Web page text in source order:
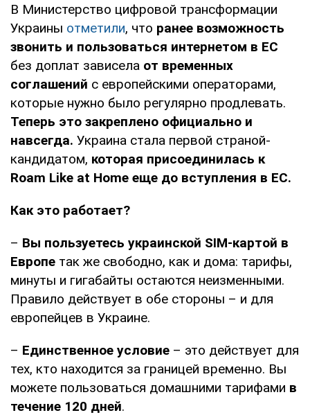
В Министерство цифровой трансформации
Украины отметили, что ранее возможность
звонить и пользоваться интернетом в ЕС
без доплат зависела от временных
соглашений с европейскими операторами,
которые нужно было регулярно продлевать.
Теперь это закреплено официально и
навсегда. Украина стала первой страной-
кандидатом, которая присоединилась к
Roam Like at Home еще до вступления в ЕС.
Как это работает?
– Вы пользуетесь украинской SIM-картой в
Европе так же свободно, как и дома: тарифы,
минуты и гигабайты остаются неизменными.
Правило действует в обе стороны – и для
европейцев в Украине.
– Единственное условие – это действует для
тех, кто находится за границей временно. Вы
можете пользоваться домашними тарифами в
течение 120 дней.